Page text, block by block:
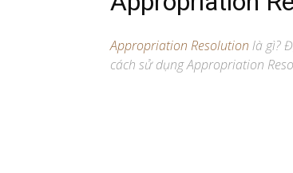
Appropriation Resolution là gì?
cách sử dụng Appropriation